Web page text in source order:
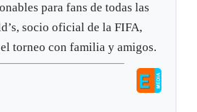
para fans de todas las
socio oficial de la FIFA,
torneo con familia y amigos.